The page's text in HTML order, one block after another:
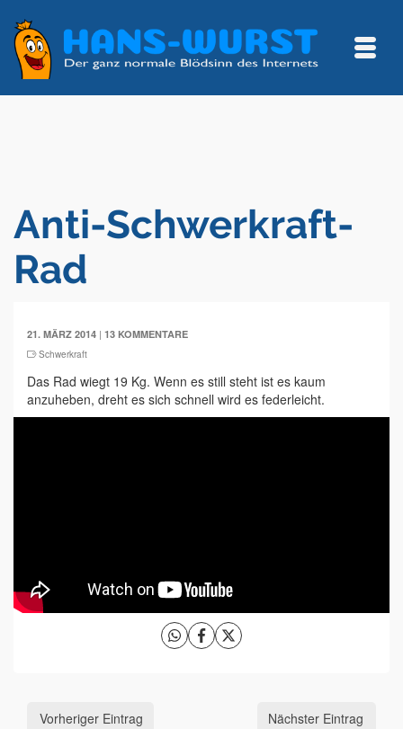
Anti-Schwerkraft-
Rad
21. MÄRZ 2014 | 13 KOMMENTARE
Schwerkraft
Das Rad wiegt 19 Kg. Wenn es still steht ist es kaum
anzuheben, dreht es sich schnell wird es federleicht.
Vorheriger Eintrag Nächster Eintrag